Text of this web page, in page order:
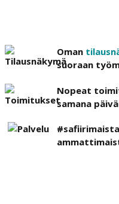
Oman
suoraan
Nopeat
samana